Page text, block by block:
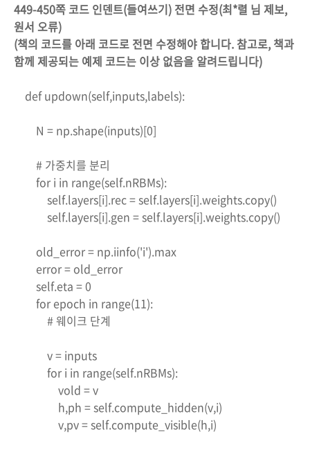
449-450쪽 코드 인덴트(들여쓰기) 전면 수정(최*렬 님 제보,
원서 오류)
(책의 코드를 아래 코드로 전면 수정해야 합니다. 참고로, 책과
함께 제공되는 예제 코드는 이상 없음을 알려드립니다)
def updown(self,inputs,labels):
N = np.shape(inputs)[0]
# 가중치를 분리
for i in range(self.nRBMs):
self.layers[i].rec = self.layers[i].weights.copy()
self.layers[i].gen = self.layers[i].weights.copy()
old_error = np.iinfo('i').max
error = old_error
self.eta = 0
for epoch in range(11):
# 웨이크 단계
v = inputs
for i in range(self.nRBMs):
vold = v
h,ph = self.compute_hidden(v,i)
v,pv = self.compute_visible(h,i)